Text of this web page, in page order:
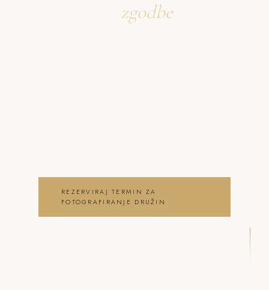
zgodbe
o fotografiranje družin
REZERVIRAJ TERMIN ZA
FOTOGRAFIRANJE DRUŽIN